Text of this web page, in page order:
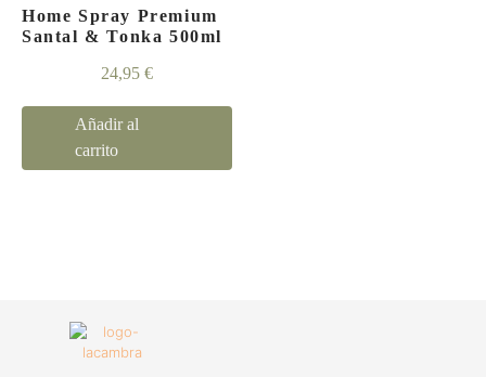
Home Spray Premium
Santal & Tonka 500ml
24,95 €
Añadir al
carrito